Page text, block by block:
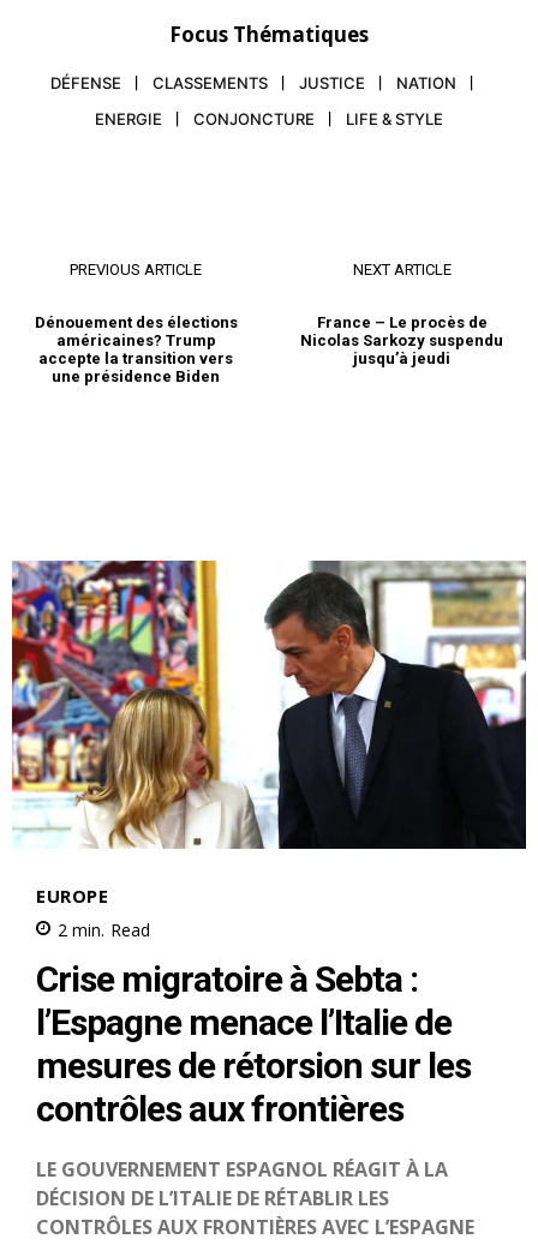
Focus Thématiques
DÉFENSE CLASSEMENTS JUSTICE
NATION
ENERGIE
CONJONCTURE LIFE & STYLE
PREVIOUS ARTICLE
Dénouement des élections
américaines? Trump
accepte la transition vers
une présidence Biden
NEXT ARTICLE
France – Le procès de
Nicolas Sarkozy suspendu
jusqu’à jeudi